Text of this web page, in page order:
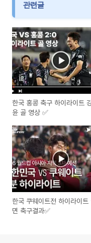
관련글
한국 홍콩 축구 하이라이트
윤 골 영상 ✅
한국 쿠웨이트전 하이라이트
면 축구결과✅